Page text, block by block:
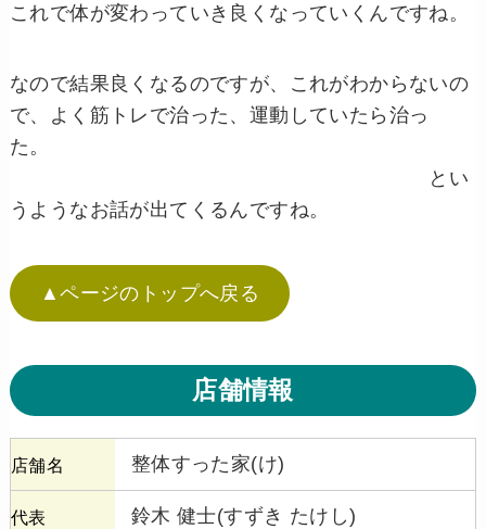
これで体が変わっていき良くなっていくんですね。
なので結果良くなるのですが、これがわからないの
で、よく筋トレで治った、運動していたら治っ
た。
とい
うようなお話が出てくるんですね。
▲ページのトップへ戻る
店舗情報
店舗名 整体すった家(け)
代表 鈴木 健士(すずき たけし)